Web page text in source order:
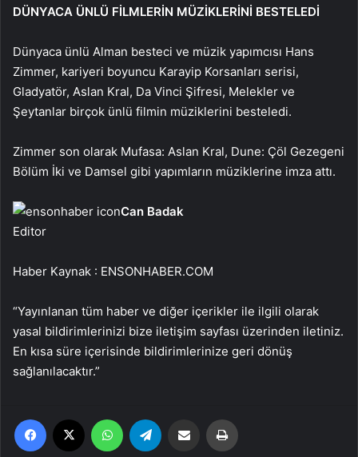
DÜNYACA ÜNLÜ FİLMLERİN MÜZİKLERİNİ BESTELEDİ
Dünyaca ünlü Alman besteci ve müzik yapımcısı Hans
Zimmer, kariyeri boyuncu Karayip Korsanları serisi,
Gladyatör, Aslan Kral, Da Vinci Şifresi, Melekler ve
Şeytanlar birçok ünlü filmin müziklerini besteledi.
Zimmer son olarak Mufasa: Aslan Kral, Dune: Çöl Gezegeni
Bölüm İki ve Damsel gibi yapımların müziklerine imza attı.
Can Badak
Editor
Haber Kaynak : ENSONHABER.COM
“Yayınlanan tüm haber ve diğer içerikler ile ilgili olarak
yasal bildirimlerinizi bize iletişim sayfası üzerinden iletiniz.
En kısa süre içerisinde bildirimlerinize geri dönüş
sağlanılacaktır.”
Facebook WhatsApp Email'den paylaş